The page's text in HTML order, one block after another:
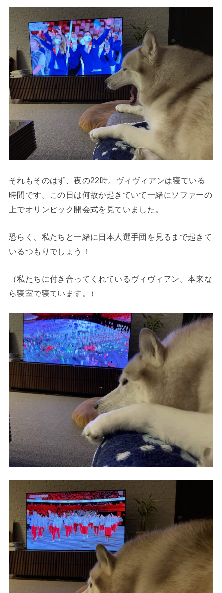
それもそのはず、夜の22時。ヴィヴィアンは寝ている
時間です。この日は何故か起きていて一緒にソファーの
上でオリンピック開会式を見ていました。
恐らく、私たちと一緒に日本人選手団を見るまで起きて
いるつもりでしょう！
（私たちに付き合ってくれているヴィヴィアン。本来な
ら寝室で寝ています。）